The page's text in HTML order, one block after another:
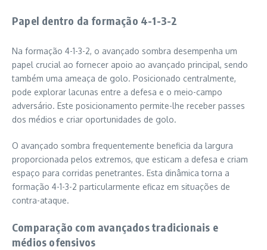
Papel dentro da formação 4-1-3-2
Na formação 4-1-3-2, o avançado sombra desempenha um
papel crucial ao fornecer apoio ao avançado principal, sendo
também uma ameaça de golo. Posicionado centralmente,
pode explorar lacunas entre a defesa e o meio-campo
adversário. Este posicionamento permite-lhe receber passes
dos médios e criar oportunidades de golo.
O avançado sombra frequentemente beneficia da largura
proporcionada pelos extremos, que esticam a defesa e criam
espaço para corridas penetrantes. Esta dinâmica torna a
formação 4-1-3-2 particularmente eficaz em situações de
contra-ataque.
Comparação com avançados tradicionais e
médios ofensivos